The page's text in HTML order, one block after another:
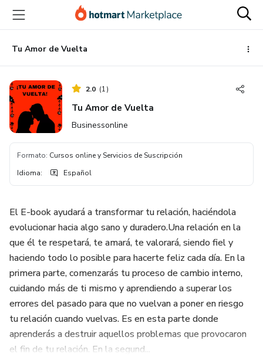
principal
página
de
página
Tu Amor de Vuelta
2.0 (1)
Tu Amor de Vuelta
Businessonline
Formato: Cursos online y Servicios de Suscripción
Idioma: Español
El E-book ayudará a transformar tu relación, haciéndola
evolucionar hacia algo sano y duradero.Una relación en la
que él te respetará, te amará, te valorará, siendo fiel y
haciendo todo lo posible para hacerte feliz cada día. En la
primera parte, comenzarás tu proceso de cambio interno,
cuidando más de ti mismo y aprendiendo a superar los
errores del pasado para que no vuelvan a poner en riesgo
tu relación cuando vuelvas. Es en esta parte donde
aprenderás a destruir aquellos problemas que provocaron
el fin de tu relación. En la segund...